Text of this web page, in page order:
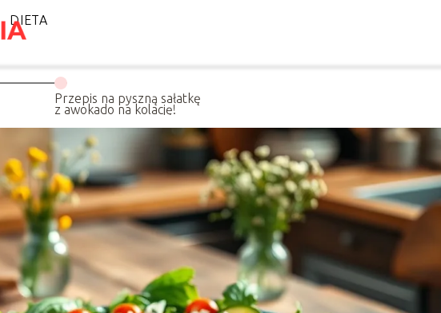
DIETA
Przepis na pyszną sałatkę
z awokado na kolację!